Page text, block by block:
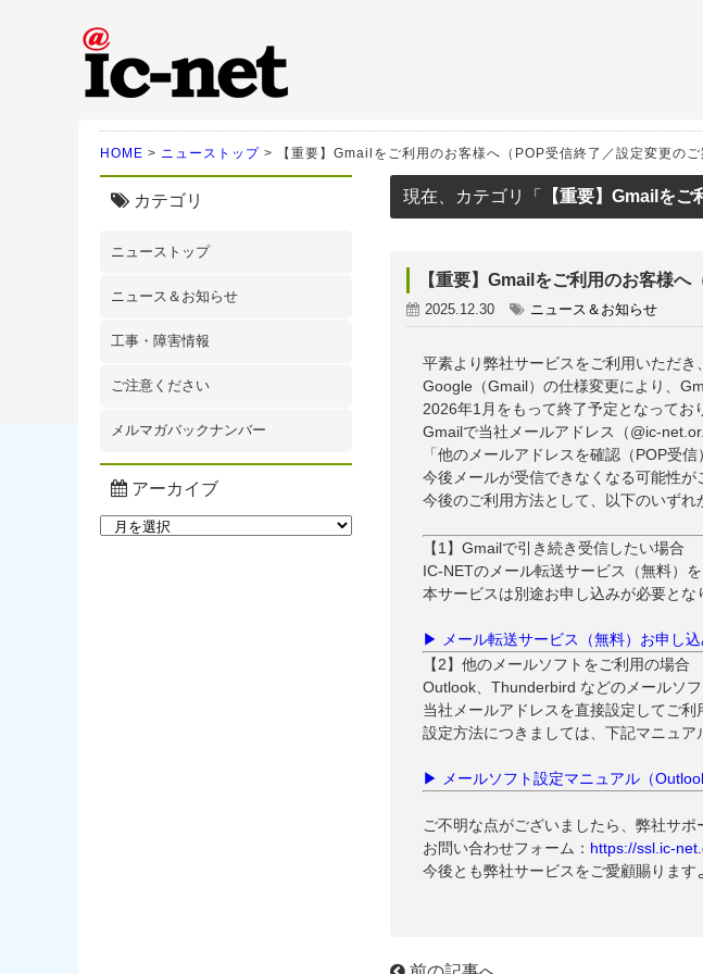
HOME > ニューストップ > 【重要】Gmailをご利用のお客様へ（POP受信終了／設定変更のご
カテゴリ
ニューストップ
ニュース＆お知らせ
工事・障害情報
ご注意ください
メルマガバックナンバー
アーカイブ
現在、カテゴリ「 【重要】Gmailをご
【重要】Gmailをご利用のお客様へ
2025.12.30 ニュース＆お知らせ
平素より弊社サービスをご利用いただき
Google（Gmail）の仕様変更により、
2026年1月をもって終了予定となってお
Gmailで当社メールアドレス（@ic-
「他のメールアドレスを確認（POP受
今後メールが受信できなくなる可能性が
今後のご利用方法として、以下のいずれ
【1】Gmailで引き続き受信したい場合
IC-NETのメール転送サービス（無料）
本サービスは別途お申し込みが必要とな
▶ メール転送サービス（無料）お申し込
【2】他のメールソフトをご利用の場合
Outlook、Thunderbird などのメールソフ
当社メールアドレスを直接設定してご利
設定方法につきましては、下記マニュア
▶ メールソフト設定マニュアル（
ご不明な点がございましたら、弊社サ
お問い合わせフォーム： https://ssl.ic-
今後とも弊社サービスをご愛顧賜ります